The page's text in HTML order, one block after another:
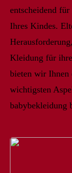
entscheidend
Ihres Kindes.
Kleidung für
bieten wir Ihnen
wichtigsten
babybekleidung